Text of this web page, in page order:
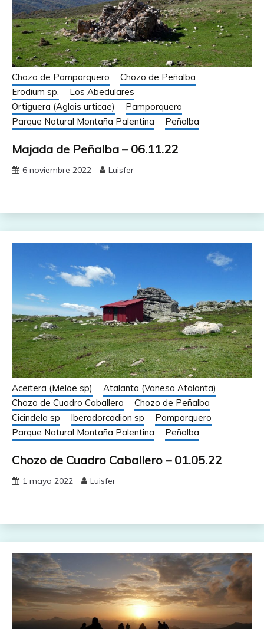
Chozo de Pamporquero
Chozo de Peñalba
Erodium sp.
Los Abedulares
Ortiguera (Aglais urticae)
Pamporquero
Parque Natural Montaña Palentina
Peñalba
Majada de Peñalba – 06.11.22
6 noviembre 2022 Luisfer
Aceitera (Meloe sp)
Atalanta (Vanesa Atalanta)
Chozo de Cuadro Caballero
Chozo de Peñalba
Cicindela sp
Iberodorcadion sp
Pamporquero
Parque Natural Montaña Palentina
Peñalba
Chozo de Cuadro Caballero – 01.05.22
1 mayo 2022 Luisfer